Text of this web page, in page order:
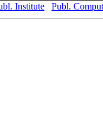
Institute Publ.